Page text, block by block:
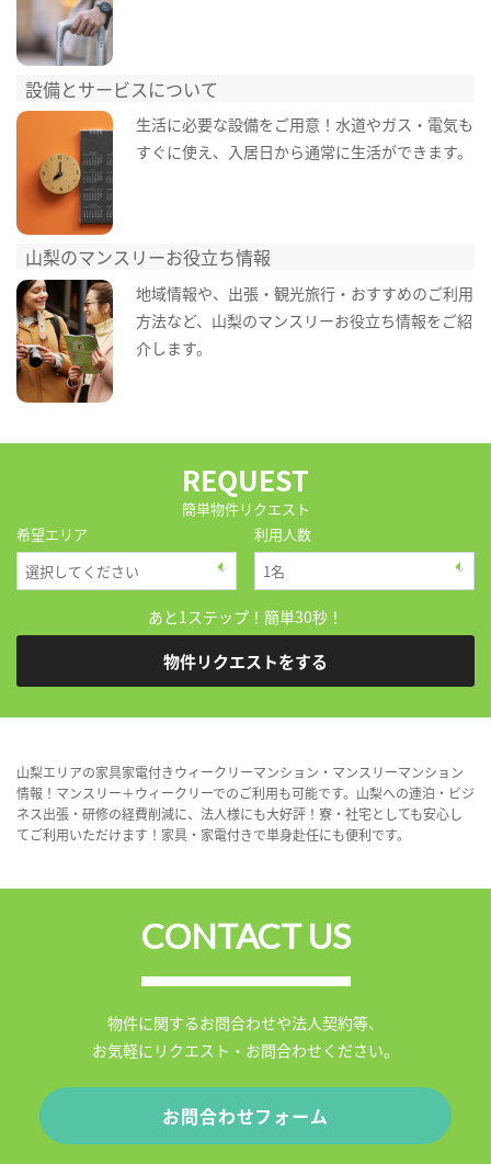
設備とサービスについて
生活に必要な設備をご用意！水道やガス・電気も
すぐに使え、入居日から通常に生活ができます。
山梨のマンスリーお役立ち情報
地域情報や、出張・観光旅行・おすすめのご利用
方法など、山梨のマンスリーお役立ち情報をご紹
介します。
REQUEST
簡単物件リクエスト
希望エリア
利用人数
あと1ステップ！簡単30秒！
物件リクエストをする
山梨エリアの家具家電付きウィークリーマンション・マンスリーマンション
情報！マンスリー＋ウィークリーでのご利用も可能です。山梨への連泊・ビジ
ネス出張・研修の経費削減に、法人様にも大好評！寮・社宅としても安心し
てご利用いただけます！家具・家電付きで単身赴任にも便利です。
CONTACT US
物件に関するお問合わせや法人契約等、
お気軽にリクエスト・お問合わせください。
お問合わせフォーム